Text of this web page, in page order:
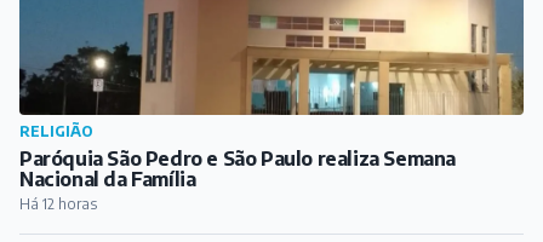
RELIGIÃO
Paróquia São Pedro e São Paulo realiza Semana
Nacional da Família
Há 12 horas